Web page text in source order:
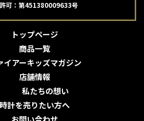
可：第451380009633号
トップページ
商品一覧
イアーキッズマガジン
店舗情報
私たちの想い
時計を売りたい方へ